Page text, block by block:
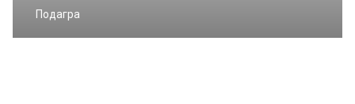
Подагра